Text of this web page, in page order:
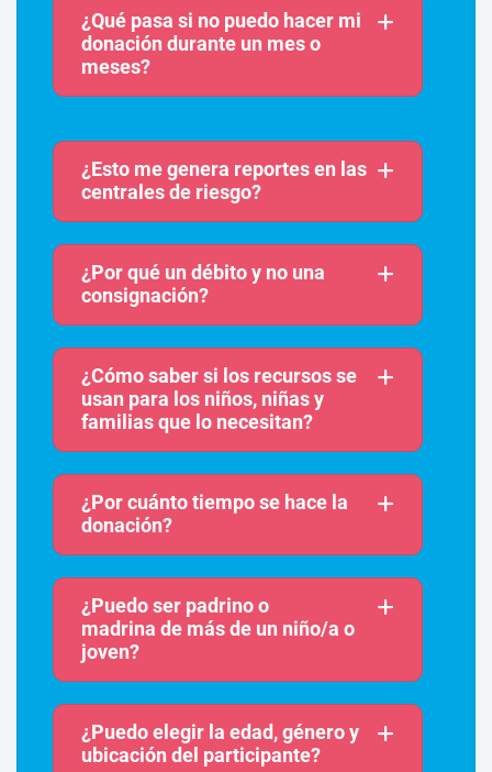
¿Qué pasa si no puedo hacer mi
donación durante un mes o
meses?
¿Esto me genera reportes en las
centrales de riesgo?
¿Por qué un débito y no una
consignación?
¿Cómo saber si los recursos se
usan para los niños, niñas y
familias que lo necesitan?
¿Por cuánto tiempo se hace la
donación?
¿Puedo ser padrino o
madrina de más de un niño/a o
joven?
¿Puedo elegir la edad, género y
ubicación del participante?